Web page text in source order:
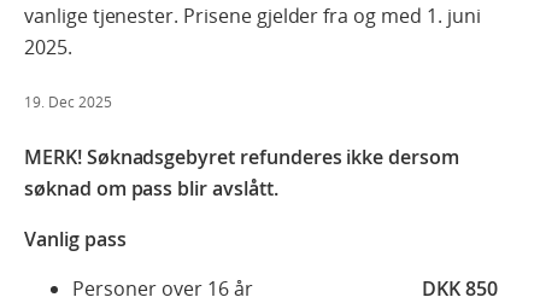
vanlige tjenester. Prisene gjelder fra og med 1. juni
2025.
19. Dec 2025
MERK! Søknadsgebyret refunderes ikke dersom
søknad om pass blir avslått.
Vanlig pass
Personer over 16 år DKK 850